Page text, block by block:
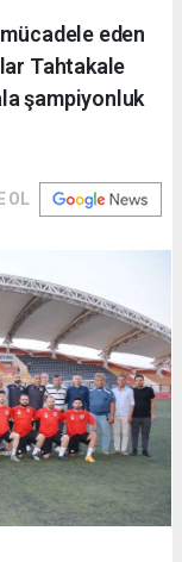
eden
Tahtakale
şampiyonluk
OL